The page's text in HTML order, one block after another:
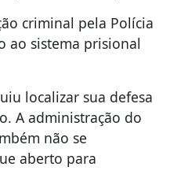
criminal pela Polícia
ao sistema prisional
localizar sua defesa
A administração do
não se
aberto para